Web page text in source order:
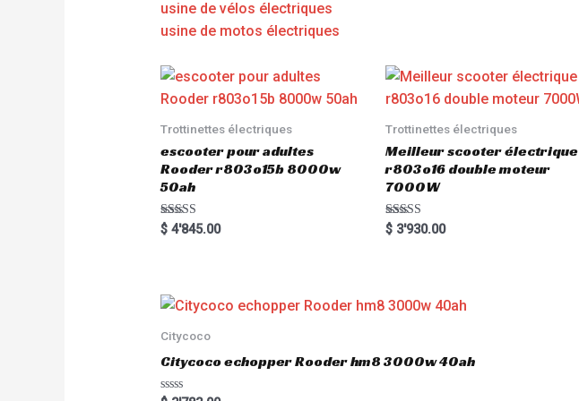
usine de vélos électriques
usine de motos électriques
Trottinettes électriques
escooter pour adultes
Rooder r803o15b 8000w
50ah
Rated
5.00
$4'845.00
Trottinettes électriques
Meilleur scooter électrique
r803o16 double moteur
7000W
Rated
5.00
$ 3'930.00
Citycoco
Citycoco echopper Rooder hm8 3000w 40ah